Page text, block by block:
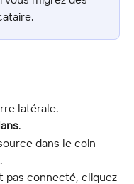
latérale.
.
dans le coin
pas connecté, cliquez